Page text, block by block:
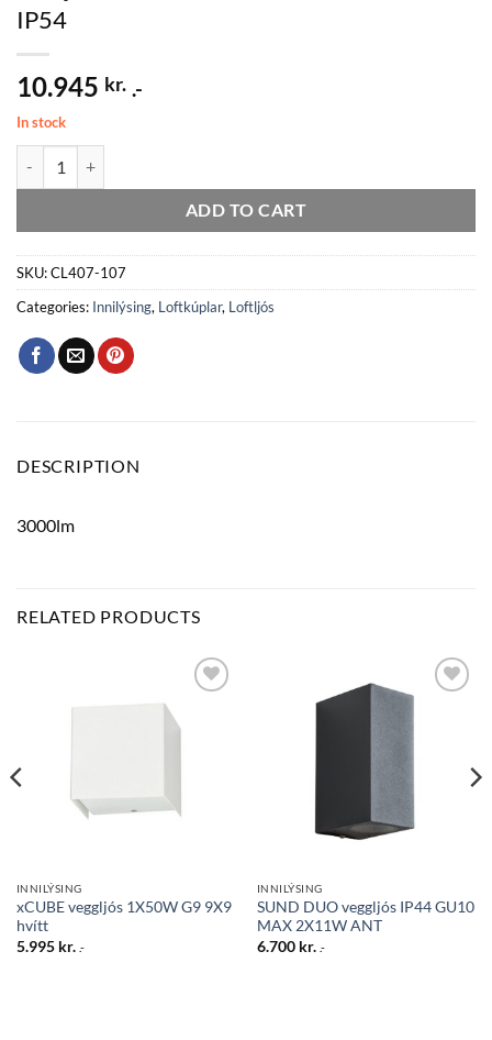
IP54
10.945 kr. .-
In stock
ADD TO CART
SKU:CL407-107
Categories: Innilýsing, Loftkúplar, Loftljós
DESCRIPTION
3000lm
RELATED PRODUCTS
INNILÝSING
xCUBE veggljós 1X50W G9 9X9
hvítt
5.995 kr. .-
INNILÝSING
SUND DUO veggljós IP44 GU10
MAX 2X11W ANT
6.700 kr. .-